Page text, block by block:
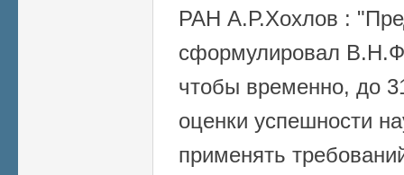
РАН А.Р.Хохлов : "
сформулировал
чтобы временно, до
оценки успешности
применять